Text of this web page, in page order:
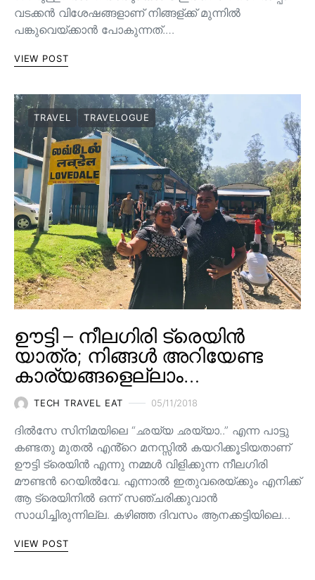
വടക്കൻ വിശേഷങ്ങളാണ് നിങ്ങള്ക്ക് മുന്നിൽ
പങ്കുവെയ്ക്കാൻ പോകുന്നത്.…
VIEW POST
TRAVEL TRAVELOGUE
ഊട്ടി – നീലഗിരി ട്രെയിൻ
യാത്ര; നിങ്ങൾ അറിയേണ്ട
കാര്യങ്ങളെല്ലാം…
TECH TRAVEL EAT 05/11/2018
ദിൽസേ സിനിമയിലെ “ഛയ്യ ഛയ്യാ..” എന്ന പാട്ടു
കണ്ടതു മുതൽ എൻ്റെ മനസ്സിൽ കയറിക്കൂടിയതാണ്
ഊട്ടി ട്രെയിൻ എന്നു നമ്മൾ വിളിക്കുന്ന നീലഗിരി
മൗണ്ടൻ റെയിൽവേ. എന്നാൽ ഇതുവരെയ്ക്കും എനിക്ക്
ആ ട്രെയിനിൽ ഒന്ന് സഞ്ചരിക്കുവാൻ
സാധിച്ചിരുന്നില്ല. കഴിഞ്ഞ ദിവസം ആനക്കട്ടിയിലെ…
VIEW POST